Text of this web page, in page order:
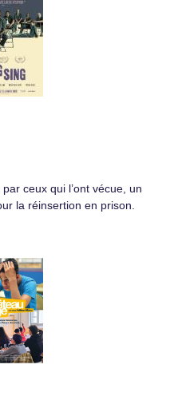
ceux qui l’ont vécue, un
la réinsertion en prison.